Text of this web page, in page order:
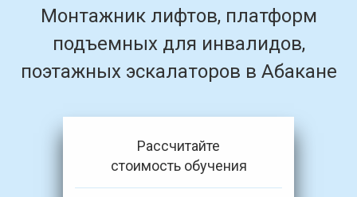
Монтажник лифтов, платформ
подъемных для инвалидов,
поэтажных эскалаторов в Абакане
Рассчитайте
стоимость обучения